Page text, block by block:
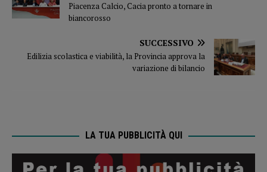
Piacenza Calcio, Cacia pronto a tornare in
biancorosso
SUCCESSIVO
Edilizia scolastica e viabilità, la Provincia approva la
variazione di bilancio
LA TUA PUBBLICITÀ QUI